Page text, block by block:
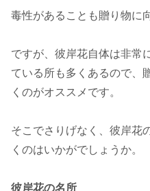
毒性があることも贈り物に
ですが、彼岸花自体は非常
ている所も多くあるので、
くのがオススメです。
そこでさりげなく、彼岸花
くのはいかがでしょうか。
彼岸花の名所